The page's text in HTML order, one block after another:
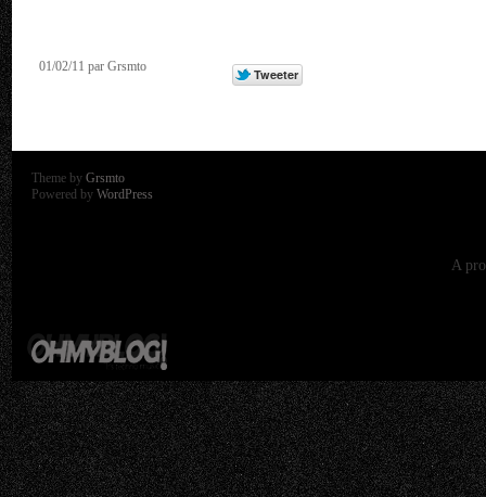
01/02/11 par Grsmto
Theme by Grsmto
Powered by WordPress
A